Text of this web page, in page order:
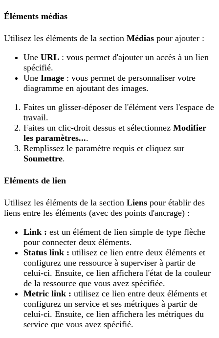
Éléments médias
Utilisez les éléments de la section Médias pour ajouter :
Une URL : vous permet d'ajouter un accès à un lien
spécifié.
Une Image : vous permet de personnaliser votre
diagramme en ajoutant des images.
Faites un glisser-déposer de l'élément vers l'espace de
travail.
Faites un clic-droit dessus et sélectionnez Modifier
les paramètres....
Remplissez le paramètre requis et cliquez sur
Soumettre.
Eléments de lien
Utilisez les éléments de la section Liens pour établir des
liens entre les éléments (avec des points d'ancrage) :
Link : est un élément de lien simple de type flèche
pour connecter deux éléments.
Status link : utilisez ce lien entre deux éléments et
configurez une ressource à superviser à partir de
celui-ci. Ensuite, ce lien affichera l'état de la couleur
de la ressource que vous avez spécifiée.
Metric link : utilisez ce lien entre deux éléments et
configurez un service et ses métriques à partir de
celui-ci. Ensuite, ce lien affichera les métriques du
service que vous avez spécifié.